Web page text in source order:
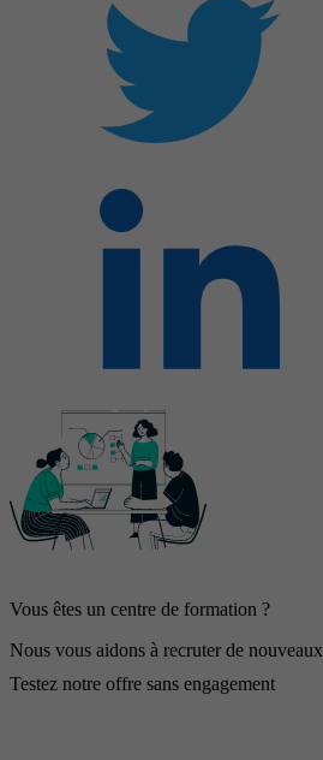
Vous êtes un centre de formation ?
Nous vous aidons à recruter de
Testez notre offre sans engagement